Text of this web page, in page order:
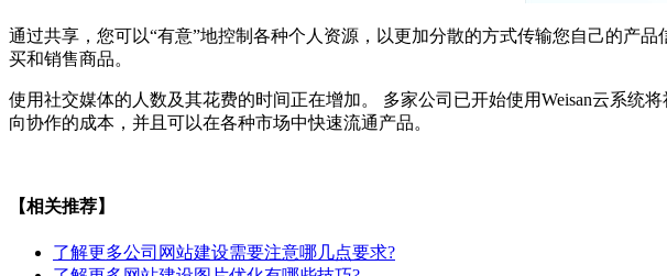
通过共享，您可以“有意”地控制各种个人资源，以更加分散的方式传输您自己的产
买和销售商品。
使用社交媒体的人数及其花费的时间正在增加。 多家公司已开始使用Weisan云系
向协作的成本，并且可以在各种市场中快速流通产品。
【相关推荐】
了解更多公司网站建设需要注意哪几点要求?